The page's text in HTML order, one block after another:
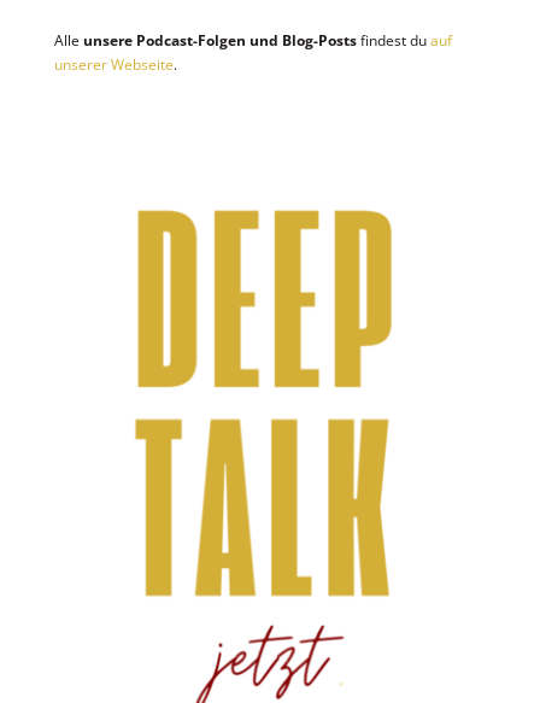
Alle unsere Podcast-Folgen und Blog-Postsfindest duauf
unserer Webseite.